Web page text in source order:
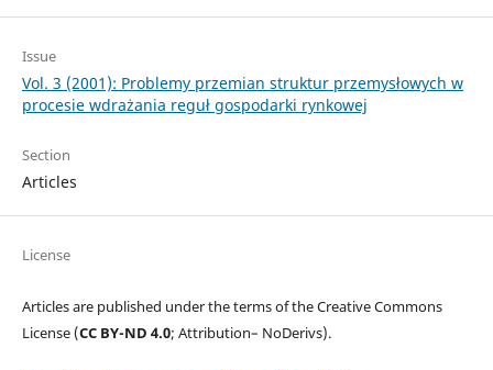
Issue
Vol. 3 (2001): Problemy przemian struktur przemysłowych w
procesie wdrażania reguł gospodarki rynkowej
Section
Articles
License
Articles are published under the terms of the Creative Commons
License (CC BY-ND 4.0; Attribution– NoDerivs).